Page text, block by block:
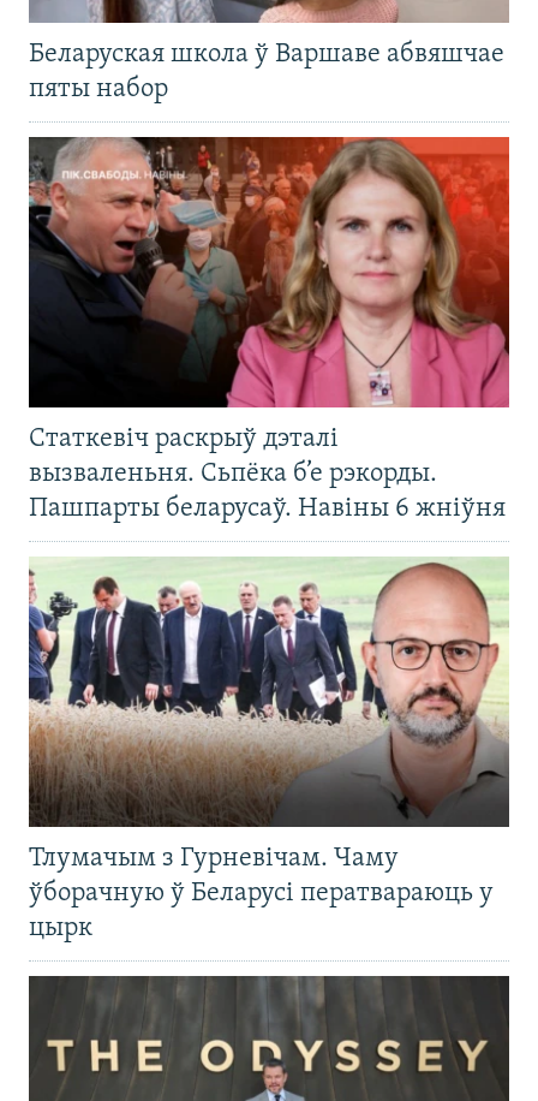
Беларуская школа ў Варшаве абвяшчае
пяты набор
Статкевіч раскрыў дэталі
вызваленьня. Сьпёка б’е рэкорды.
Пашпарты беларусаў. Навіны 6 жніўня
Тлумачым з Гурневічам. Чаму
ўборачную ў Беларусі ператвараюць у
цырк